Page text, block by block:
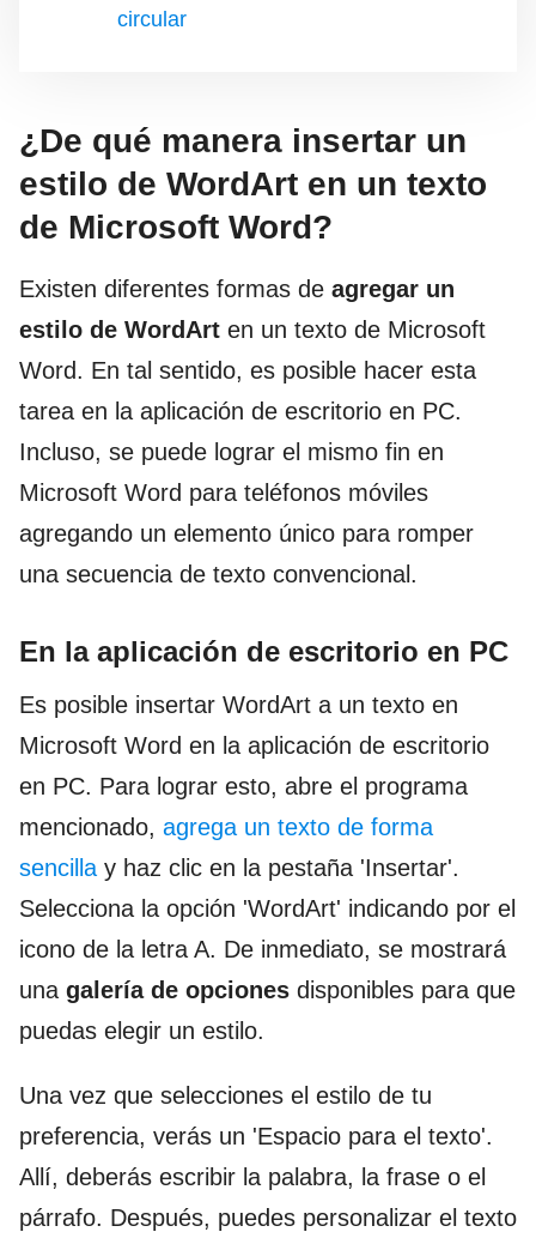
circular
¿De qué manera insertar un
estilo de WordArt en un texto
de Microsoft Word?
Existen diferentes formas de agregar un
estilo de WordArt en un texto de Microsoft
Word. En tal sentido, es posible hacer esta
tarea en la aplicación de escritorio en PC.
Incluso, se puede lograr el mismo fin en
Microsoft Word para teléfonos móviles
agregando un elemento único para romper
una secuencia de texto convencional.
En la aplicación de escritorio en PC
Es posible insertar WordArt a un texto en
Microsoft Word en la aplicación de escritorio
en PC. Para lograr esto, abre el programa
mencionado, agrega un texto de forma
sencillay haz clic en la pestaña 'Insertar'.
Selecciona la opción 'WordArt' indicando por el
icono de la letra A. De inmediato, se mostrará
una galería de opciones disponibles para que
puedas elegir un estilo.
Una vez que selecciones el estilo de tu
preferencia, verás un 'Espacio para el texto'.
Allí, deberás escribir la palabra, la frase o el
párrafo. Después, puedes personalizar el texto